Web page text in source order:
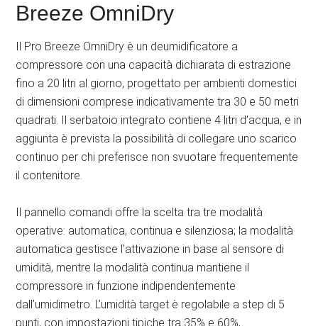
Breeze OmniDry
Il Pro Breeze OmniDry è un deumidificatore a
compressore con una capacità dichiarata di estrazione
fino a 20 litri al giorno, progettato per ambienti domestici
di dimensioni comprese indicativamente tra 30 e 50 metri
quadrati. Il serbatoio integrato contiene 4 litri d’acqua, e in
aggiunta è prevista la possibilità di collegare uno scarico
continuo per chi preferisce non svuotare frequentemente
il contenitore.
Il pannello comandi offre la scelta tra tre modalità
operative: automatica, continua e silenziosa; la modalità
automatica gestisce l’attivazione in base al sensore di
umidità, mentre la modalità continua mantiene il
compressore in funzione indipendentemente
dall’umidimetro. L’umidità target è regolabile a step di 5
punti, con impostazioni tipiche tra 35% e 60%,